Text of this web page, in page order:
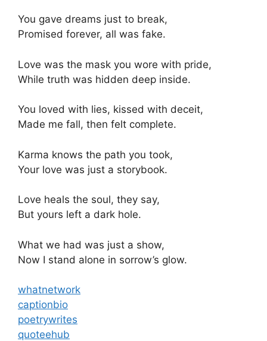
You gave dreams just to break,
Promised forever, all was fake.
Love was the mask you wore with pride,
While truth was hidden deep inside.
You loved with lies, kissed with deceit,
Made me fall, then felt complete.
Karma knows the path you took,
Your love was just a storybook.
Love heals the soul, they say,
But yours left a dark hole.
What we had was just a show,
Now I stand alone in sorrow’s glow.
whatnetwork
captionbio
poetrywrites
quoteehub